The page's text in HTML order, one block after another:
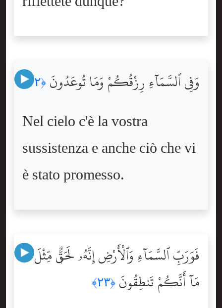
وَفِى ٱلسَّمَآءِ رِزْقُكُمْ وَمَا تُوعَدُونَ ﴿٢٢﴾
Nel cielo c'è la vostra
sussistenza e anche ciò che vi
è stato promesso.
فَوَرَبِّ ٱلسَّمَآءِ وَٱلْأَرْضِ إِنَّهُۥ لَحَقٌّۭ مِّثْلَ
مَآ أَنَّكُمْ تَنطِقُونَ ﴿٢٣﴾